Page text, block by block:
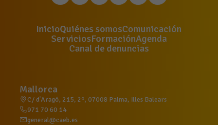
InicioQuiénes somosComunicación
ServiciosFormaciónAgenda
Canal de denuncias
Mallorca
C/ d'Aragó, 215, 2º, 07008 Palma, Illes Balears
971 70 60 14
general@caeb.es